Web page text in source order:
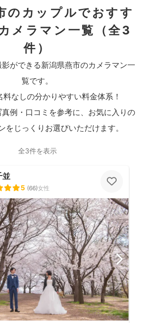
のカップルでおすす
メラマン一覧
（全3
件）
ができる新潟県燕市のカメラマン一
覧です。
なしの分かりやすい料金体系！
例・口コミを参考に、お気に入りの
をじっくりお選びいただけます。
全3件を表示
並
5 (66)女性